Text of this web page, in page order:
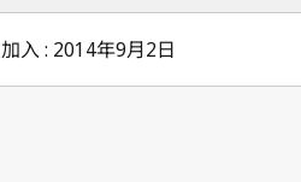
加入 : 2014年9月2日